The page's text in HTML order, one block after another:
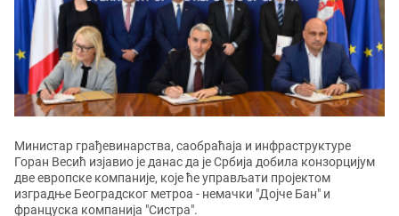
Министар грађевинарства, саобраћаја и инфраструктуре
Горан Весић изјавио је данас да је Србија добила конзорцијум
две европске компаније, које ће управљати пројектом
изградње Београдског метроа - немачки "Дојче Бан" и
француска компанија "Систра".